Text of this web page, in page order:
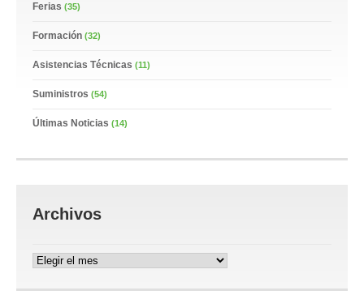
Ferias (35)
Formación (32)
Asistencias Técnicas (11)
Suministros (54)
Últimas Noticias (14)
Archivos
Archivos